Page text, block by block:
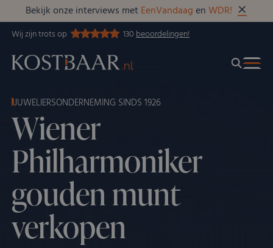
Bekijk onze interviews met EenVandaagenWDR!
Wij zijn trots op 130beoordelingen!
JUWELIERSONDERNEMING SINDS 1926
Wiener
Philharmoniker
gouden munt
verkopen